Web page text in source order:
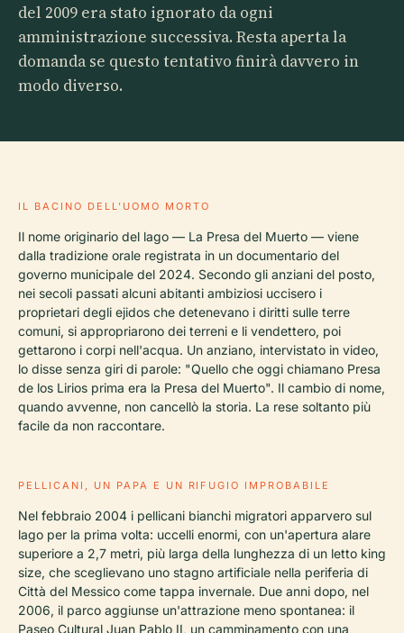
del 2009 era stato ignorato da ogni
amministrazione successiva. Resta aperta la
domanda se questo tentativo finirà davvero in
modo diverso.
IL BACINO DELL'UOMO MORTO
Il nome originario del lago — La Presa del Muerto — viene
dalla tradizione orale registrata in un documentario del
governo municipale del 2024. Secondo gli anziani del posto,
nei secoli passati alcuni abitanti ambiziosi uccisero i
proprietari degli ejidos che detenevano i diritti sulle terre
comuni, si appropriarono dei terreni e li vendettero, poi
gettarono i corpi nell'acqua. Un anziano, intervistato in video,
lo disse senza giri di parole: "Quello che oggi chiamano Presa
de los Lirios prima era la Presa del Muerto". Il cambio di nome,
quando avvenne, non cancellò la storia. La rese soltanto più
facile da non raccontare.
PELLICANI, UN PAPA E UN RIFUGIO IMPROBABILE
Nel febbraio 2004 i pellicani bianchi migratori apparvero sul
lago per la prima volta: uccelli enormi, con un'apertura alare
superiore a 2,7 metri, più larga della lunghezza di un letto king
size, che sceglievano uno stagno artificiale nella periferia di
Città del Messico come tappa invernale. Due anni dopo, nel
2006, il parco aggiunse un'attrazione meno spontanea: il
Paseo Cultural Juan Pablo II, un camminamento con una